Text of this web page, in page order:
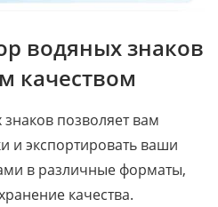
водяных знаков
качеством
позволяет вам
и экспортировать ваши
в различные форматы,
качества.